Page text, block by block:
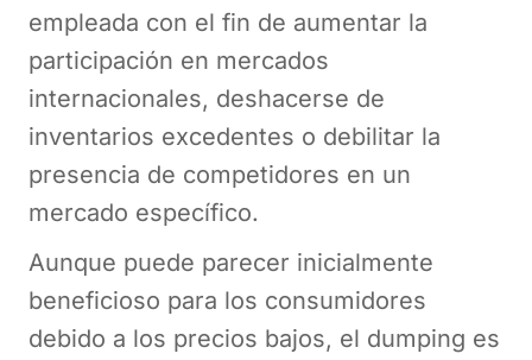
empleada con el fin de aumentar la
participación en mercados
internacionales, deshacerse de
inventarios excedentes o debilitar la
presencia de competidores en un
mercado específico.
Aunque puede parecer inicialmente
beneficioso para los consumidores
debido a los precios bajos, el dumping es